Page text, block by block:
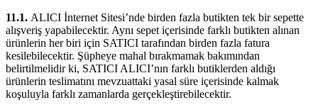
11.1. ALICI İnternet Sitesi’nde birden fazla butikten tek bir sepette
alışveriş yapabilecektir. Aynı sepet içerisinde farklı butikten alınan
ürünlerin her biri için SATICI tarafından birden fazla fatura
kesilebilecektir. Şüpheye mahal bırakmamak bakımından
belirtilmelidir ki, SATICI ALICI’nın farklı butiklerden aldığı
ürünlerin teslimatını mevzuattaki yasal süre içerisinde kalmak
koşuluyla farklı zamanlarda gerçekleştirebilecektir.